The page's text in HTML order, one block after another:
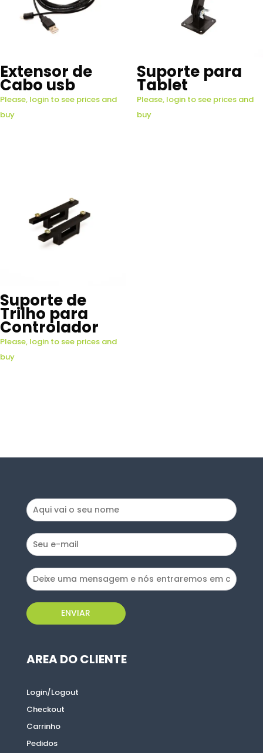
Extensor de
Cabo usb
Please, login to see prices and
buy
Suporte para
Tablet
Please, login to see prices and
buy
Suporte de
Trilho para
Controlador
Please, login to see prices and
buy
ENVIAR
AREA DO CLIENTE
Login/Logout
Checkout
Carrinho
Pedidos
ENVIAR
AREA DO CLIENTE
Login/Logout
Checkout
Carrinho
Pedidos